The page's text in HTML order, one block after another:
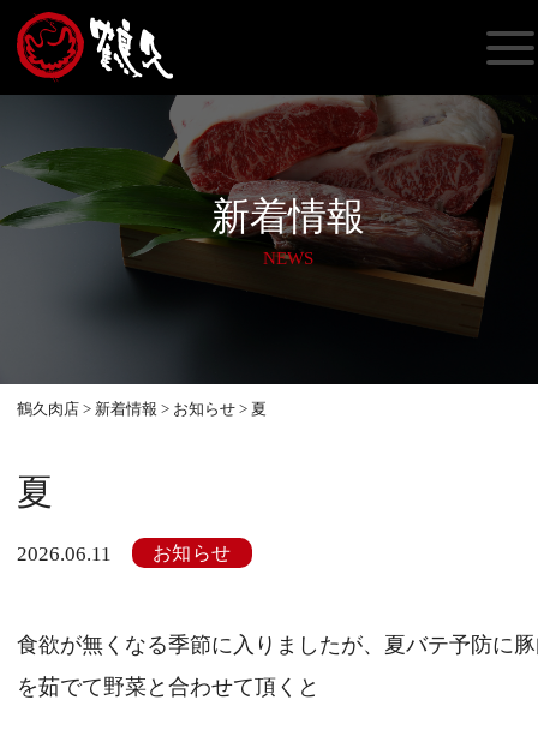
新着情報
NEWS
鶴久肉店 > 新着情報 > お知らせ > 夏
夏
2026.06.11 お知らせ
食欲が無くなる季節に入りましたが、夏バテ予防に
を茹でて野菜と合わせて頂くと